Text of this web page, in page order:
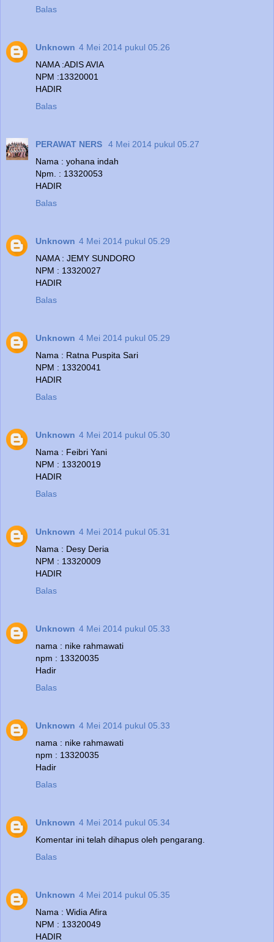
Balas
Unknown 4 Mei 2014 pukul 05.26
NAMA :ADIS AVIA
NPM :13320001
HADIR
Balas
PERAWAT NERS
4 Mei 2014 pukul 05.27
Nama : yohana indah
Npm. : 13320053
HADIR
Balas
Unknown 4 Mei 2014 pukul 05.29
NAMA : JEMY SUNDORO
NPM : 13320027
HADIR
Balas
Unknown 4 Mei 2014 pukul 05.29
Nama : Ratna Puspita Sari
NPM : 13320041
HADIR
Balas
Unknown 4 Mei 2014 pukul 05.30
Nama : Feibri Yani
NPM : 13320019
HADIR
Balas
Unknown 4 Mei 2014 pukul 05.31
Nama : Desy Deria
NPM : 13320009
HADIR
Balas
Unknown 4 Mei 2014 pukul 05.33
nama : nike rahmawati
npm : 13320035
Hadir
Balas
Unknown 4 Mei 2014 pukul 05.33
nama : nike rahmawati
npm : 13320035
Hadir
Balas
Unknown 4 Mei 2014 pukul 05.34
Komentar ini telah dihapus oleh pengarang.
Balas
Unknown 4 Mei 2014 pukul 05.35
Nama : Widia Afira
NPM : 13320049
HADIR